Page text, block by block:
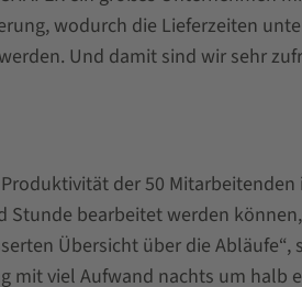
wodurch die Lieferzeiten
Und damit sind wir sehr
der 50
bearbeitet werden
Übersicht über die
mit viel Aufwand nachts um